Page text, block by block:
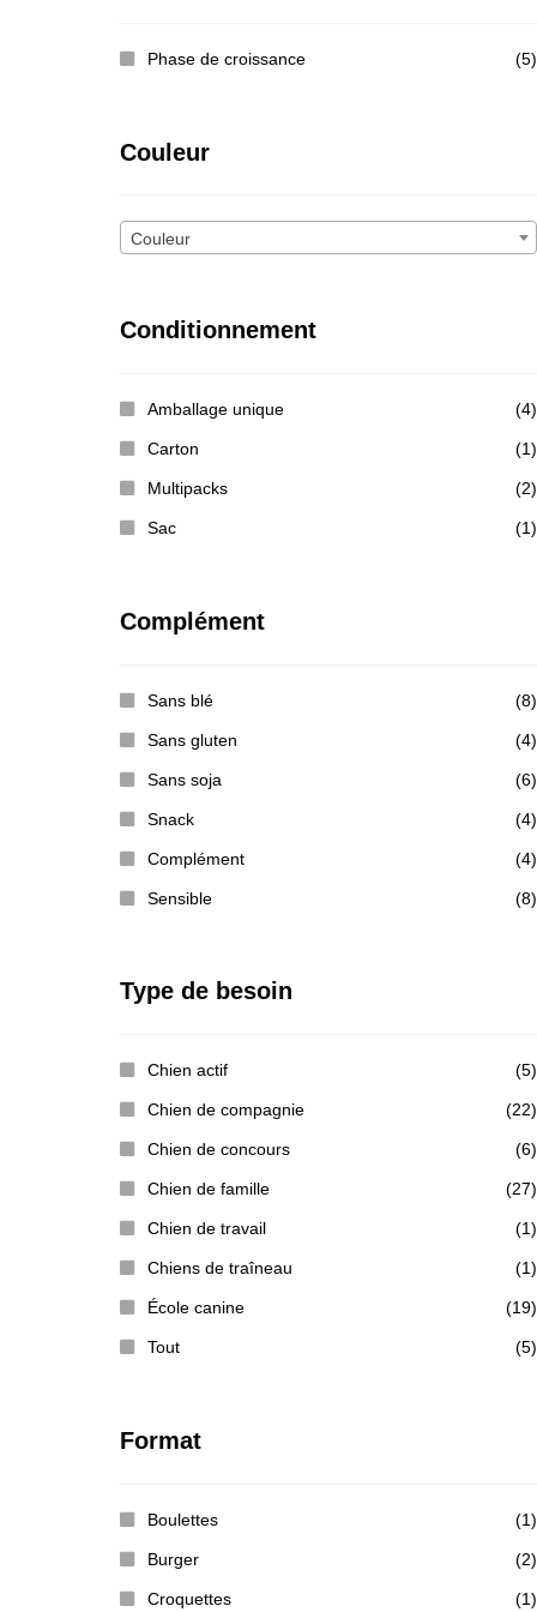
Phase de croissance (5)
Couleur
Couleur
Conditionnement
Amballage unique (4)
Carton (1)
Multipacks (2)
Sac (1)
Complément
Sans blé (8)
Sans gluten (4)
Sans soja (6)
Snack (4)
Complément (4)
Sensible (8)
Type de besoin
Chien actif (5)
Chien de compagnie (22)
Chien de concours (6)
Chien de famille (27)
Chien de travail (1)
Chiens de traîneau (1)
École canine (19)
Tout (5)
Format
Boulettes (1)
Burger (2)
Croquettes (1)